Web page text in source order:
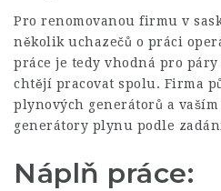
Pro renomovanou firmu v
několik uchazečů o práci
práce je tedy vhodná pro
chtějí pracovat spolu. Firma
plynových generátorů a
generátory plynu podle
Náplň práce: